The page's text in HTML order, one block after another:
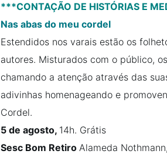
***CONTAÇÃO DE HISTÓRIAS E
Nas abas do meu cordel
Estendidos nos varais estão os
autores. Misturados com o público,
chamando a atenção através das
adivinhas homenageando e
Cordel.
5 de agosto, 14h. Grátis
Sesc Bom Retiro Alameda